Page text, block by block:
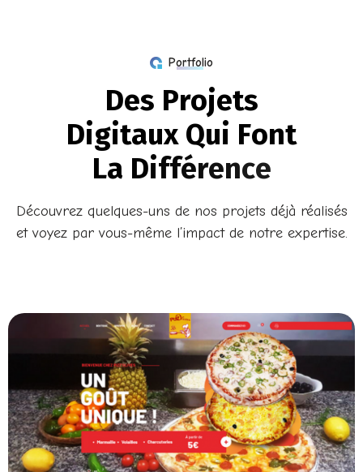
Portfolio
Des Projets
Digitaux Qui Font
La Différence
Découvrez quelques-uns de nos projets déjà réalisés
et voyez par vous-même l’impact de notre expertise.